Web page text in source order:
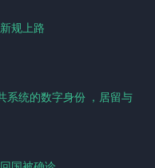
规上路
系统的数字身份 ，居留与